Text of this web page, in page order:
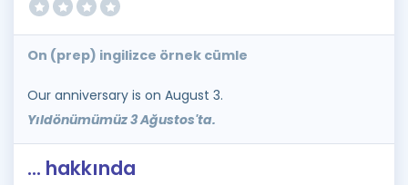
On (prep) ingilizce örnek cümle
Our anniversary is on August 3.
Yıldönümümüz 3 Ağustos'ta.
... hakkında